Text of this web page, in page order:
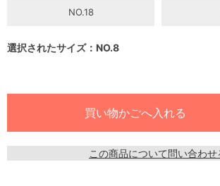
NO.18
選択されたサイズ：NO.8
この商品について問い合わせ